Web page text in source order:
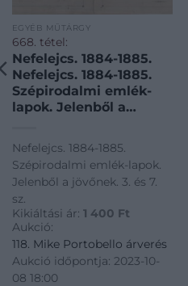
EGYÉB MŰTÁRGY
668. tétel:
Nefelejcs. 1884-1885.
Nefelejcs. 1884-1885.
Szépirodalmi emlék-
lapok. Jelenből a
Nefelejcs. 1884-1885.
Szépirodalmi emlék-lapok.
Jelenből a jövőnek. 3. és 7.
sz.
Kikiáltási ár: 1 400 Ft
Aukció:
118. Mike Portobello árverés
Aukció időpontja: 2023-10-
08 18:00